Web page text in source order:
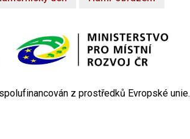
z prostředků Evropské unie.